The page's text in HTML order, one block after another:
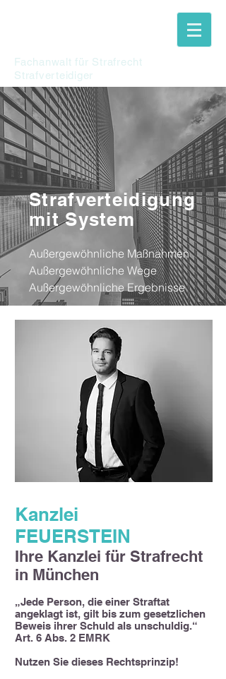
Fachanwalt für Strafrecht
Strafverteidiger
Strafverteidigung
mit System
Außergewöhnliche Maßnahmen
Außergewöhnliche Wege
Außergewöhnliche Ergebnisse
Kanzlei
FEUERSTEIN
Ihre Kanzlei für Strafrecht
in München
„Jede Person, die einer Straftat
angeklagt ist, gilt bis zum gesetzlichen
Beweis ihrer Schuld als unschuldig.“
Art. 6 Abs. 2 EMRK
Nutzen Sie dieses Rechtsprinzip!